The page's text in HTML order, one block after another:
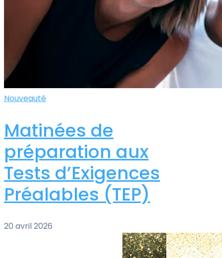
Nouveauté
Matinées de
préparation aux
Tests d’Exigences
Préalables (TEP)
20 avril 2026